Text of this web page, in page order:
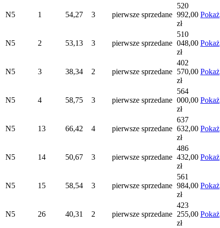
N5 1 54,27 3 pierwsze sprzedane
520
992,00
zł
Pokaż
N5 2 53,13 3 pierwsze sprzedane
510
048,00
zł
Pokaż
N5 3 38,34 2 pierwsze sprzedane
402
570,00
zł
Pokaż
N5 4 58,75 3 pierwsze sprzedane
564
000,00
zł
Pokaż
N5 13 66,42 4 pierwsze sprzedane
637
632,00
zł
Pokaż
N5 14 50,67 3 pierwsze sprzedane
486
432,00
zł
Pokaż
N5 15 58,54 3 pierwsze sprzedane
561
984,00
zł
Pokaż
N5 26 40,31 2 pierwsze sprzedane
423
255,00
zł
Pokaż